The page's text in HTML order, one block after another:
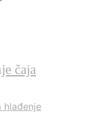
čaja